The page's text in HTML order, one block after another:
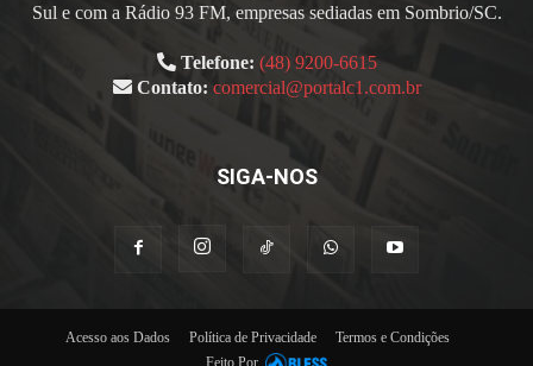
Sul e com a Rádio 93 FM, empresas sediadas em Sombrio/SC.
Telefone: (48) 9200-6615
Contato: comercial@portalc1.com.br
SIGA-NOS
Acesso aos Dados Política de Privacidade
Termos e Condições
Feito Por